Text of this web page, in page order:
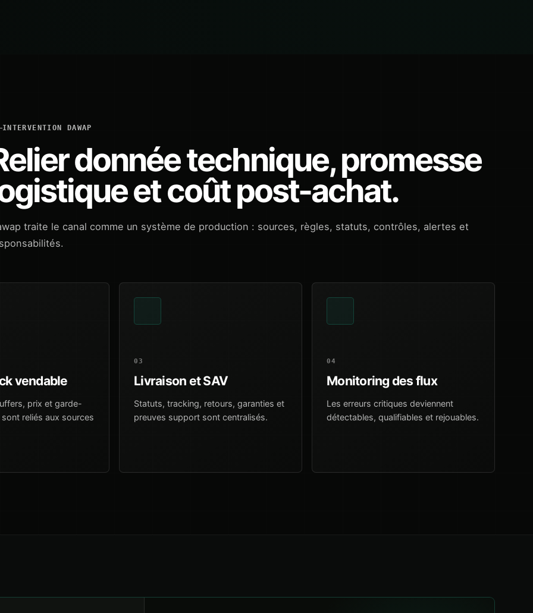
INTERVENTION DAWAP
donnée technique, promesse
et coût post-achat.
traite le canal comme un système de production : sources, règles, statuts, contrôles, alertes et
vendable
prix et garde-
reliés aux sources
03
Livraison et SAV
Statuts, tracking, retours, garanties et
preuves support sont centralisés.
04
Monitoring des flux
Les erreurs critiques deviennent
détectables, qualifiables et rejouables.